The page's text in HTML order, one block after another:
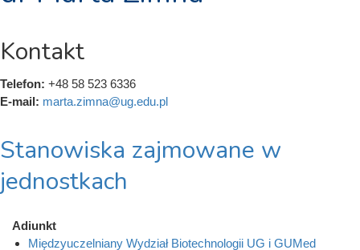
Kontakt
Telefon: +48 58 523 6336
E-mail: marta.zimna@ug.edu.pl
Stanowiska zajmowane w
jednostkach
Adiunkt
Międzyuczelniany Wydział Biotechnologii UG i GUMed